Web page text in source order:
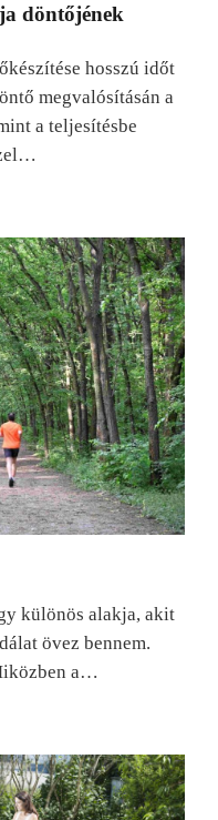
döntőjének
hosszú időt
megvalósításán a
a teljesítésbe
különös alakja, akit
övez bennem.
a…